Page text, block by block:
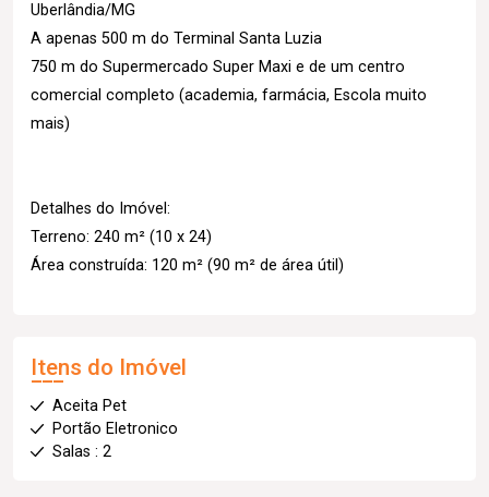
Uberlândia/MG
A apenas 500 m do Terminal Santa Luzia
750 m do Supermercado Super Maxi e de um centro
comercial completo (academia, farmácia, Escola muito
mais)
Detalhes do Imóvel:
Terreno: 240 m² (10 x 24)
Área construída: 120 m² (90 m² de área útil)
Itens do Imóvel
Aceita Pet
Portão Eletronico
Salas : 2